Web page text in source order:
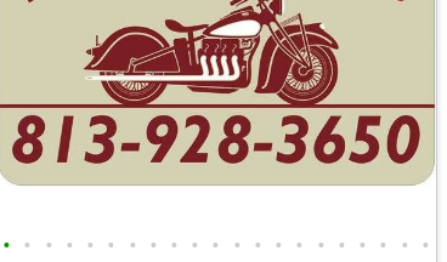
• • • • • • • • • • • • • • • • • • • • •